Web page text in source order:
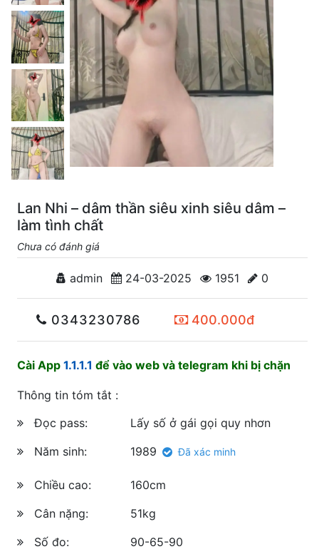
Lan Nhi – dâm thần siêu xinh siêu dâm –
làm tình chất
Chưa có đánh giá
admin 24-03-2025 1951 0
0343230786 400.000đ
Cài App 1.1.1.1 để vào web và telegram khi bị chặn
Thông tin tóm tắt :
Đọc pass:
Lấy số ở gái gọi quy nhơn
Năm sinh:
1989 Đã xác minh
Chiều cao:
160cm
Cân nặng:
51kg
Số đo:
90-65-90